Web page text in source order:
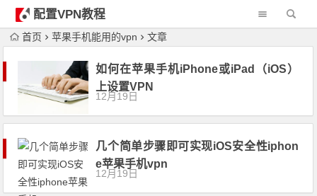
配置VPN教程
首页 苹果手机能用的vpn 文章
如何在苹果手机iPhone或iPad（iOS）
上设置VPN
12月19日
几个简单步骤即可实现iOS安全性iphon
e苹果手机vpn
12月19日